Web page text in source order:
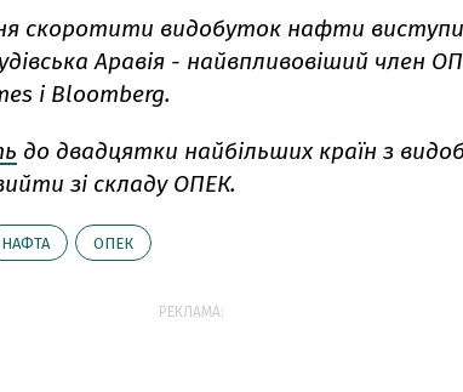
скоротити видобуток нафти
Аравія - найвпливовіший член
і Bloomberg.
до двадцятки найбільших країн з
зі складу ОПЕК.
НАФТА ОПЕК
РЕКЛАМА: